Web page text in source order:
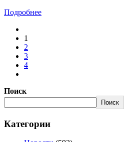
Подробнее
1
2
3
4
Поиск
Поиск
Категории